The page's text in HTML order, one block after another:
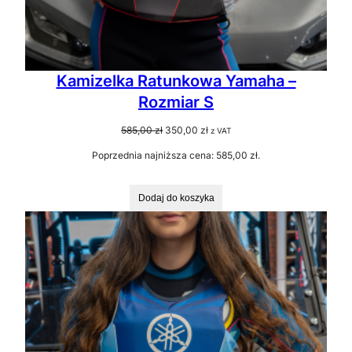
Kamizelka Ratunkowa Yamaha –
Rozmiar S
585,00zł Pierwotna
wynosiła:
350,00 złAktualna
wynosi:
z VAT
Poprzednia najniższa cena: 585,00 zł.
Dodaj do koszyka